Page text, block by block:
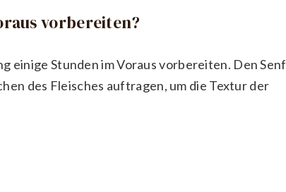
vorbereiten?
einige Stunden im Voraus vorbereiten. Den Senf
des Fleisches auftragen, um die Textur der